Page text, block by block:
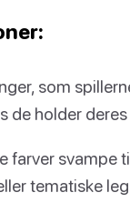
som
de holder
farver svampe
tematiske